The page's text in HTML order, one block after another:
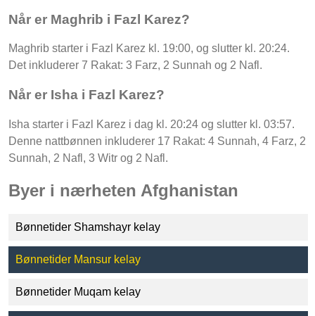
Når er Maghrib i Fazl Karez?
Maghrib starter i Fazl Karez kl. 19:00, og slutter kl. 20:24.
Det inkluderer 7 Rakat: 3 Farz, 2 Sunnah og 2 Nafl.
Når er Isha i Fazl Karez?
Isha starter i Fazl Karez i dag kl. 20:24 og slutter kl. 03:57.
Denne nattbønnen inkluderer 17 Rakat: 4 Sunnah, 4 Farz, 2
Sunnah, 2 Nafl, 3 Witr og 2 Nafl.
Byer i nærheten Afghanistan
Bønnetider Shamshayr kelay
Bønnetider Mansur kelay
Bønnetider Muqam kelay